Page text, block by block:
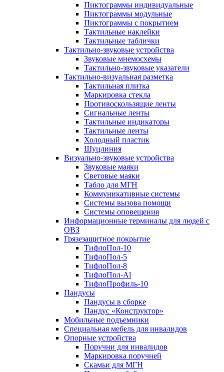
Пиктограммы индивидуальные
Пиктограммы модульные
Пиктограммы с покрытием
Тактильные наклейки
Тактильные таблички
Тактильно-звуковые устройства
Звуковые мнемосхемы
Тактильно-звуковые указатели
Тактильно-визуальная разметка
Тактильная плитка
Маркировка стекла
Противоскользящие ленты
Сигнальные ленты
Тактильные индикаторы
Тактильные ленты
Холодный пластик
Шуцлиния
Визуально-звуковые устройства
Звуковые маяки
Световые маяки
Табло для МГН
Коммуникативные системы
Системы вызова помощи
Системы оповещения
Информационные терминалы для людей с
ОВЗ
Грязезащитное покрытие
ТифлоПол-10
ТифлоПол-5
ТифлоПол-8
ТифлоПол-Al
ТифлоПрофиль-10
Пандусы
Пандусы в сборке
Пандус «Конструктор»
Мобильные подъемники
Специальная мебель для инвалидов
Опорные устройства
Поручни для инвалидов
Маркировка поручней
Скамьи для МГН